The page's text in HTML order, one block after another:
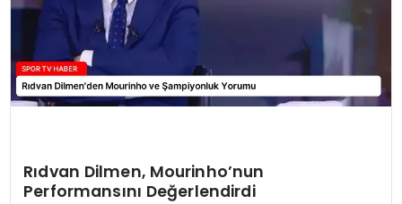
YAŞAM
Rıdvan Dilmen, Mourinho’nun
Performansını Değerlendirdi